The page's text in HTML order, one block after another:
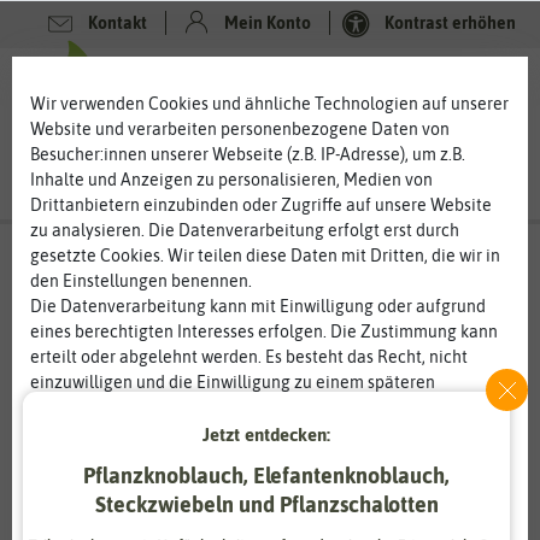
Kontakt Mein Konto Kontrast erhöhen
Wir verwenden Cookies und ähnliche Technologien auf unserer
Website und verarbeiten personenbezogene Daten von
Besucher:innen unserer Webseite (z.B. IP-Adresse), um z.B.
Inhalte und Anzeigen zu personalisieren, Medien von
Drittanbietern einzubinden oder Zugriffe auf unsere Website
zu analysieren. Die Datenverarbeitung erfolgt erst durch
gesetzte Cookies. Wir teilen diese Daten mit Dritten, die wir in
den Einstellungen benennen.
Die Datenverarbeitung kann mit Einwilligung oder aufgrund
eines berechtigten Interesses erfolgen. Die Zustimmung kann
erteilt oder abgelehnt werden. Es besteht das Recht, nicht
einzuwilligen und die Einwilligung zu einem späteren
Informationen zur Verwendung personenbezogener Daten und
Essenziell Statistik
Jetzt entdecken:
Pflanzknoblauch, Elefantenknoblauch,
Steckzwiebeln und Pflanzschalotten